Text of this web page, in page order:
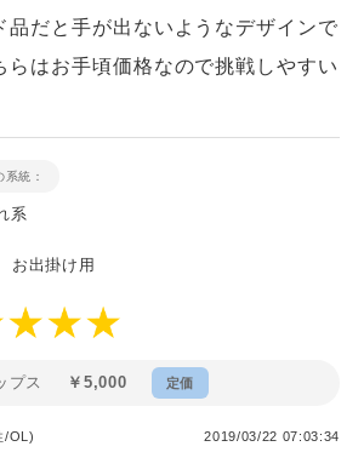
品だと手が出ないようなデザインで
らはお手頃価格なので挑戦しやすい
系統：
系
お出掛け用
プス ￥5,000 定価
/OL) 2019/03/22 07:03:34